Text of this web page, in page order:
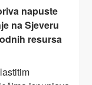
napuste
na Sjeveru
resursa